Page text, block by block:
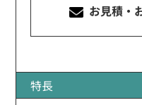
お見積・
特長